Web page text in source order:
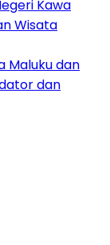
Kawa
Wisata
Maluku dan
dan